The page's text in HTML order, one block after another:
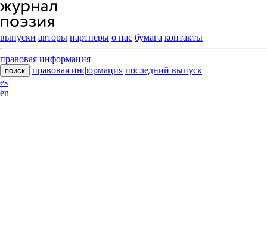
выпуски авторы партнеры о нас бумага контакты
правовая информация
поиск правовая информация последний выпуск
es
en